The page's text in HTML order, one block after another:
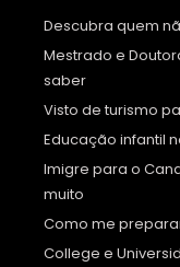
Descubra quem
Mestrado e
saber
Visto de turismo
Educação infantil
Imigre para o
muito
Como me
College e